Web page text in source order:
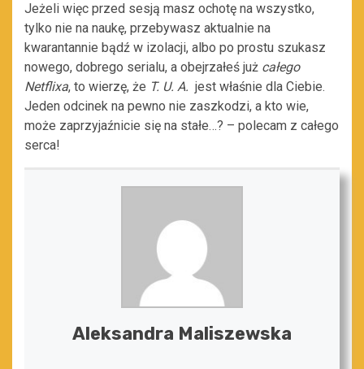
Jeżeli więc przed sesją masz ochotę na wszystko,
tylko nie na naukę, przebywasz aktualnie na
kwarantannie bądź w izolacji, albo po prostu szukasz
nowego, dobrego serialu, a obejrzałeś już całego
Netflixa, to wierzę, że T. U. A. jest właśnie dla Ciebie.
Jeden odcinek na pewno nie zaszkodzi, a kto wie,
może zaprzyjaźnicie się na stałe…? – polecam z całego
serca!
Aleksandra Maliszewska